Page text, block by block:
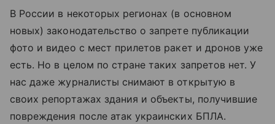
В России в некоторых регионах (в основном
новых) законодательство о запрете публикации
фото и видео с мест прилетов ракет и дронов уже
есть. Но в целом по стране таких запретов нет. У
нас даже журналисты снимают в открытую в
своих репортажах здания и объекты, получившие
повреждения после атак украинских БПЛА.